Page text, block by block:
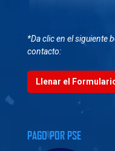
*Da clic en el siguiente
contacto:
Llenar el
PAGO POR PSE